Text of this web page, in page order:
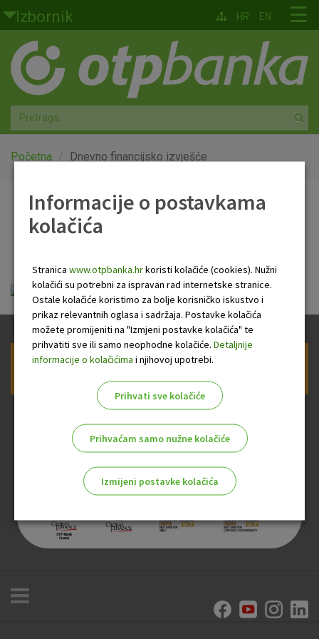
Skoči na glavni sadržaj
Izbornik
Građani
Privatno bankarstvo
Agro
Mala poduzeća i obrtnici
Globalna tržišta
O nama
☰
HR EN
Početna Dnevno financijsko izvješće
Dnevno financijsko
OTP Dnevno financijsko izvješće.pdf
Prijava na newsletter OTP banke
Informacije o postavkama
kolačića
Stranica www.otpbanka.hrkoristi kolačiće (cookies). Nužni
kolačići su potrebni za ispravan rad internetske stranice.
Ostale kolačiće koristimo za bolje korisničko iskustvo i
prikaz relevantnih oglasa i sadržaja. Postavke kolačića
možete promijeniti na "Izmjeni postavke kolačića" te
prihvatiti sve ili samo neophodne kolačiće. Detaljnije
informacije o kolačićima i njihovoj upotrebi.
Prihvati sve kolačiće
Prihvaćam samo nužne kolačiće
Izmijeni postavke kolačića